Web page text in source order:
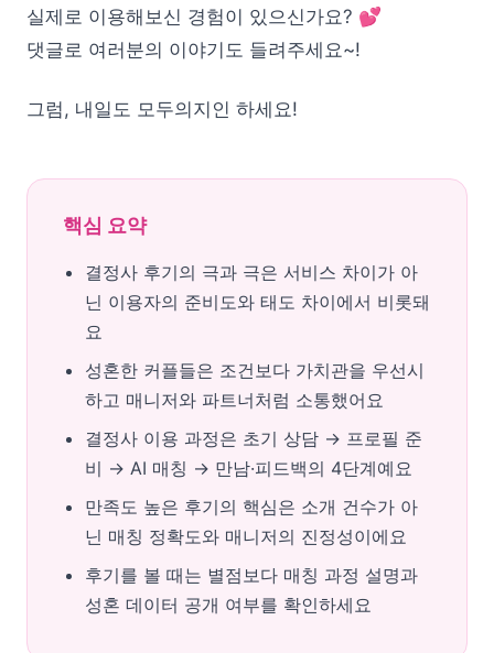
실제로 이용해보신 경험이 있으신가요? 💕
댓글로 여러분의 이야기도 들려주세요~!
그럼, 내일도 모두의지인 하세요!
핵심 요약
결정사 후기의 극과 극은 서비스 차이가 아
닌 이용자의 준비도와 태도 차이에서 비롯돼
요
성혼한 커플들은 조건보다 가치관을 우선시
하고 매니저와 파트너처럼 소통했어요
결정사 이용 과정은 초기 상담 → 프로필 준
비 → AI 매칭 → 만남·피드백의 4단계예요
만족도 높은 후기의 핵심은 소개 건수가 아
닌 매칭 정확도와 매니저의 진정성이에요
후기를 볼 때는 별점보다 매칭 과정 설명과
성혼 데이터 공개 여부를 확인하세요